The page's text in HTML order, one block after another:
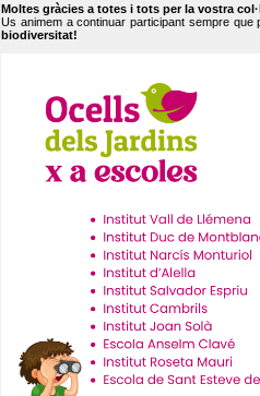
Moltes gràcies a totes i tots per la vostra
Us animem a continuar participant sempre que
biodiversitat!